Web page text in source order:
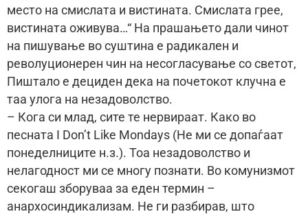
место на смислата и вистината. Смислата грее,
вистината оживува…“ На прашањето дали чинот
на пишување во суштина е радикален и
револуционерен чин на несогласување со светот,
Пиштало е дециден дека на почетокот клучна е
таа улога на незадоволство.
– Кога си млад, сите те нервираат. Како во
песната I Don’t Like Mondays (Не ми се допаѓаат
понеделниците н.з.). Тоа незадоволство и
нелагодност ми се многу познати. Во комунизмот
секогаш зборуваа за еден термин –
анархосиндикализам. Не ги разбирав, што